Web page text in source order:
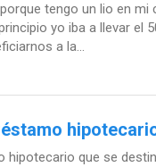
tengo un lio en
yo iba a llevar el
a la...
hipotecario que se